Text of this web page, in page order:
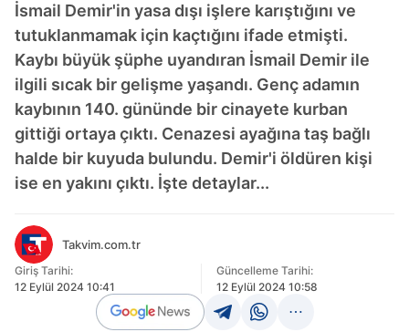
İsmail Demir'in yasa dışı işlere karıştığını ve
tutuklanmamak için kaçtığını ifade etmişti.
Kaybı büyük şüphe uyandıran İsmail Demir ile
ilgili sıcak bir gelişme yaşandı. Genç adamın
kaybının 140. gününde bir cinayete kurban
gittiği ortaya çıktı. Cenazesi ayağına taş bağlı
halde bir kuyuda bulundu. Demir'i öldüren kişi
ise en yakını çıktı. İşte detaylar...
Takvim.com.tr
Giriş Tarihi:
12 Eylül 2024 10:41
Güncelleme Tarihi:
12 Eylül 2024 10:58